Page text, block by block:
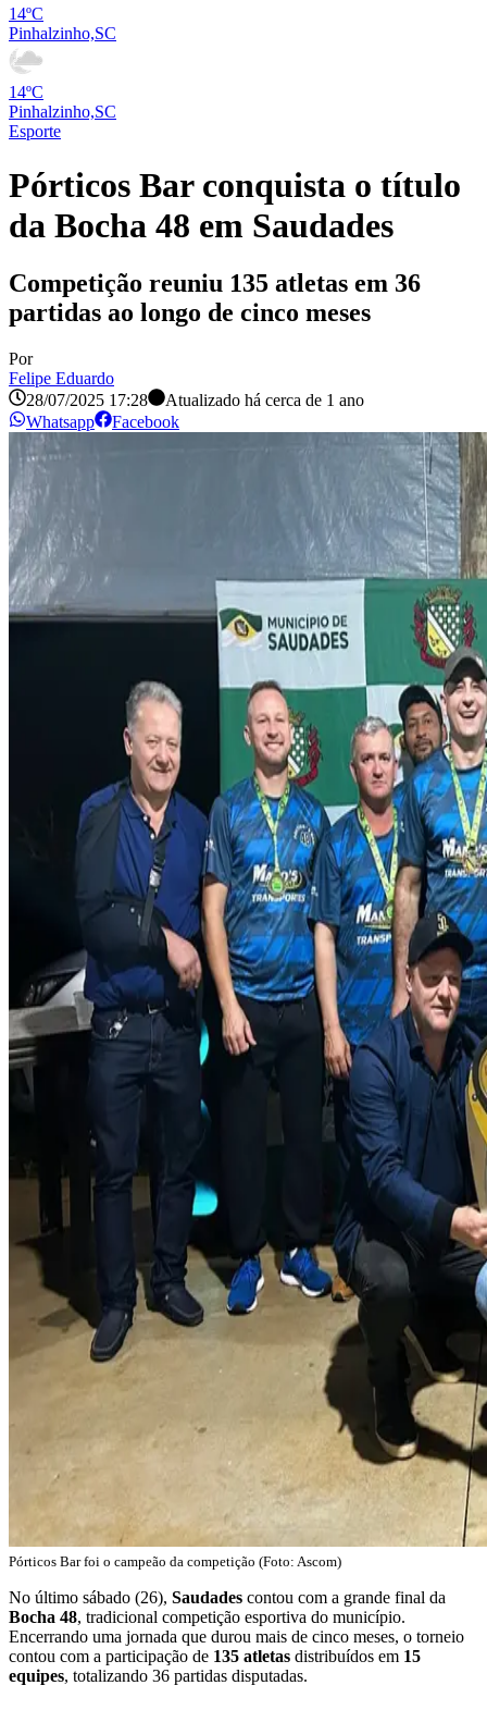
14ºC
Pinhalzinho,SC
14ºC
Pinhalzinho,SC
Esporte
Pórticos Bar conquista o título
da Bocha 48 em Saudades
Competição reuniu 135 atletas em 36
partidas ao longo de cinco meses
Por
Felipe Eduardo
28/07/2025 17:28
Atualizado há cerca de 1 ano
Whatsapp
Facebook
Pórticos Bar foi o campeão da competição (Foto: Ascom)
No último sábado (26), Saudades contou com a grande final da
Bocha 48, tradicional competição esportiva do município.
Encerrando uma jornada que durou mais de cinco meses, o torneio
contou com a participação de 135 atletas distribuídos em 15
equipes, totalizando 36 partidas disputadas.